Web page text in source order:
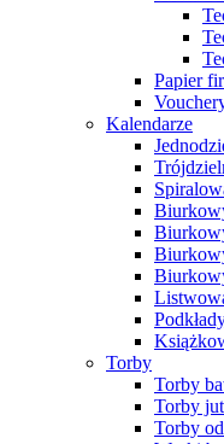
Papier
Kalendarze
Torby
Torby
Torby
Torby